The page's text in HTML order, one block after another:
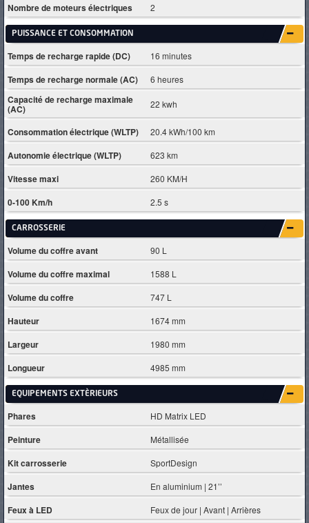
Nombre de moteurs électriques 2
PUISSANCE ET CONSOMMATION
Temps de recharge rapide (DC) 16 minutes
Temps de recharge normale (AC) 6 heures
Capacité de recharge maximale
(AC) 22 kwh
Consommation électrique (WLTP) 20.4 kWh/100 km
Autonomie électrique (WLTP) 623 km
Vitesse maxi 260 KM/H
0-100 Km/h 2.5 s
CARROSSERIE
Volume du coffre avant 90 L
Volume du coffre maximal 1588 L
Volume du coffre 747 L
Hauteur 1674 mm
Largeur 1980 mm
Longueur 4985 mm
EQUIPEMENTS EXTÈRIEURS
Phares HD Matrix LED
Peinture Métallisée
Kit carrosserie SportDesign
Jantes En aluminium | 21’’
Feux à LED Feux de jour | Avant | Arrières